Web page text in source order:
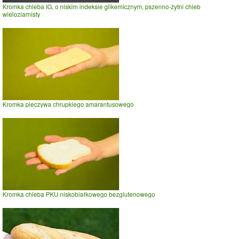
Kromka chleba IG, o niskim indeksie glikemicznym, pszenno-żytni chleb
wieloziarnisty
Kromka pieczywa chrupkiego amarantusowego
Kromka chleba PKU niskobiałkowego bezglutenowego